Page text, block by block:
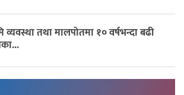
व्यवस्था तथा मालपोतमा १० वर्षभन्दा बढी